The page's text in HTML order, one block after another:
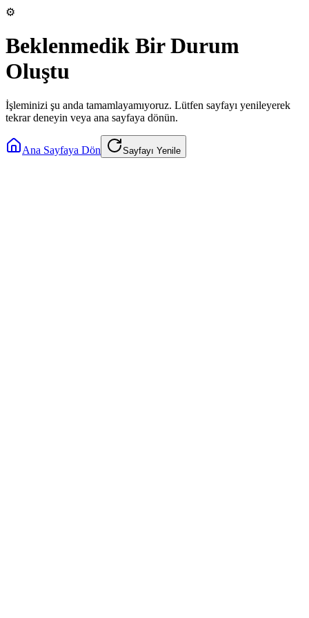
⚙️
Beklenmedik Bir Durum
Oluştu
İşleminizi şu anda tamamlayamıyoruz. Lütfen sayfayı yenileyerek
tekrar deneyin veya ana sayfaya dönün.
Ana Sayfaya Dön Sayfayı Yenile